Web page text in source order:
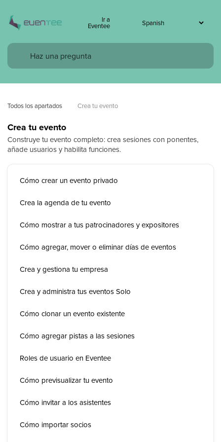
Ir a
Eventee
Todos los apartados Crea tu evento
Crea tu evento
Construye tu evento completo: crea sesiones con ponentes,
añade usuarios y habilita funciones.
Cómo crear un evento privado
Crea la agenda de tu evento
Cómo mostrar a tus patrocinadores y expositores
Cómo agregar, mover o eliminar días de eventos
Crea y gestiona tu empresa
Crea y administra tus eventos Solo
Cómo clonar un evento existente
Cómo agregar pistas a las sesiones
Roles de usuario en Eventee
Cómo previsualizar tu evento
Cómo invitar a los asistentes
Cómo importar socios